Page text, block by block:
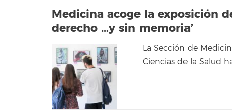
Medicina acoge la exposición
derecho …y sin memoria’
La Sección de
Ciencias de la Salud